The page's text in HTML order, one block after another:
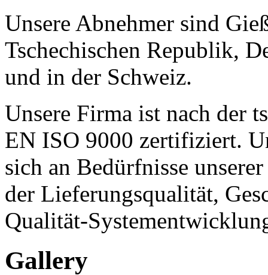
Unsere Abnehmer sind
Tschechischen Republik,
und in der Schweiz.
Unsere Firma ist nach der
EN ISO 9000 zertifiziert.
sich an Bedürfnisse
der Lieferungsqualität,
Qualität-
Gallery